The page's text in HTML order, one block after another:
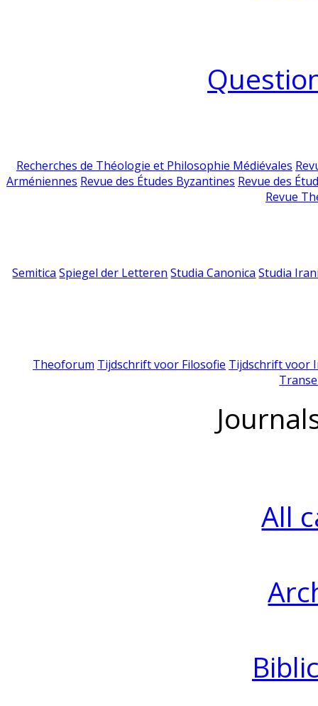
Recherches de Théologie et Philosophie Médiévales
Arméniennes Revue des Études Byzantines Revue des
Revue
Semitica Spiegel der Letteren Studia Canonica Studia
Theoforum Tijdschrift voor Filosofie Tijdschrift voor
All